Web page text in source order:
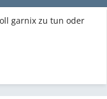
garnix zu tun oder